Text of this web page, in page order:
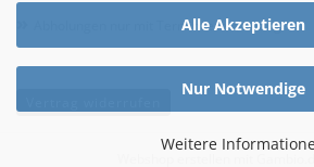
Alle Akzeptieren
Nur Notwendige
Weitere
Abholungen nur mit Terminvereinbarung!